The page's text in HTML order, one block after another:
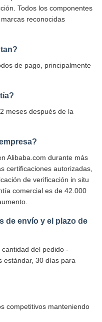
Todos los componentes
reconocidas
de pago, principalmente
meses después de la
Alibaba.com durante más
certificaciones autorizadas,
de verificación in situ
comercial es de 42.000
de envío y el plazo de
del pedido -
estándar, 30 días para
competitivos manteniendo